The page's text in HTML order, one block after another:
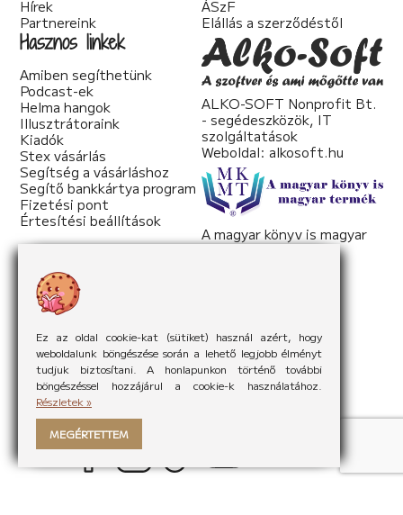
Ez az oldal cookie-kat (sütiket) használ azért, hogy
weboldalunk böngészése során a lehető legjobb élményt
tudjuk biztosítani. A honlapunkon történő további
böngészéssel hozzájárul a cookie-k használatához.
Részletek »
MEGÉRTETTEM
Hírek
Partnereink
ÁSzF
Elállás a szerződéstől
Hasznos linkek
Amiben segíthetünk
Podcast-ek
Helma hangok
Illusztrátoraink
Kiadók
Stex vásárlás
Segítség a vásárláshoz
Segítő bankkártya program
Fizetési pont
Értesítési beállítások
ALKO-SOFT Nonprofit Bt.
- segédeszközök, IT
szolgáltatások
Weboldal: alkosoft.hu
A magyar könyv is magyar
termék